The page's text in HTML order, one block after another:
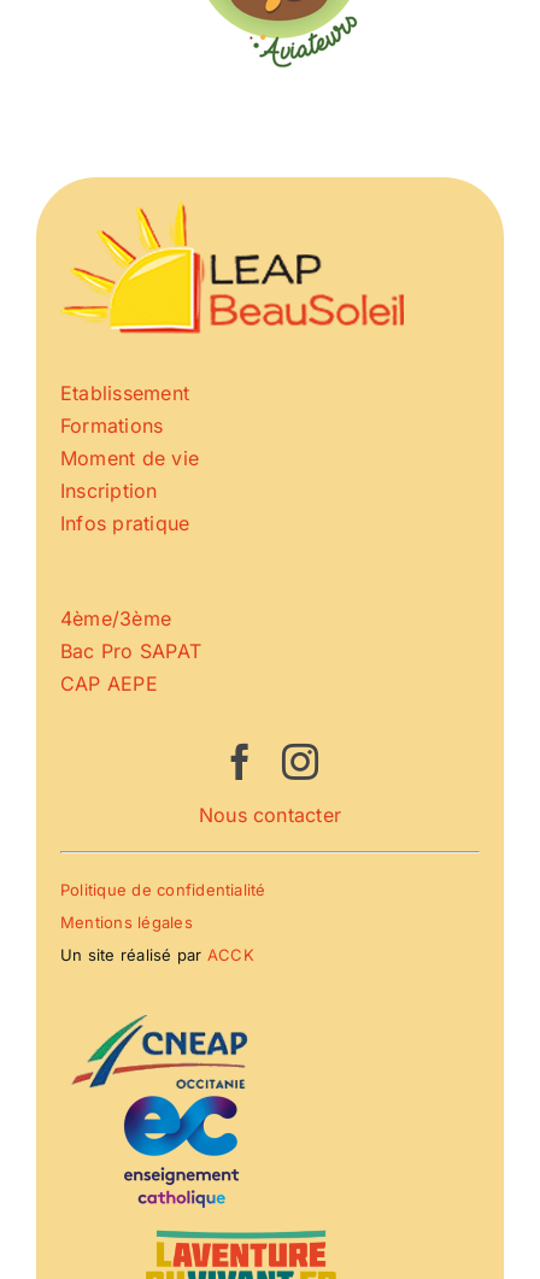
Etablissement
Formations
Moment de vie
Inscription
Infos pratique
4ème/3ème
Bac Pro SAPAT
CAP AEPE
Nous contacter
Politique de confidentialité
Mentions légales
Un site réalisé par ACCK